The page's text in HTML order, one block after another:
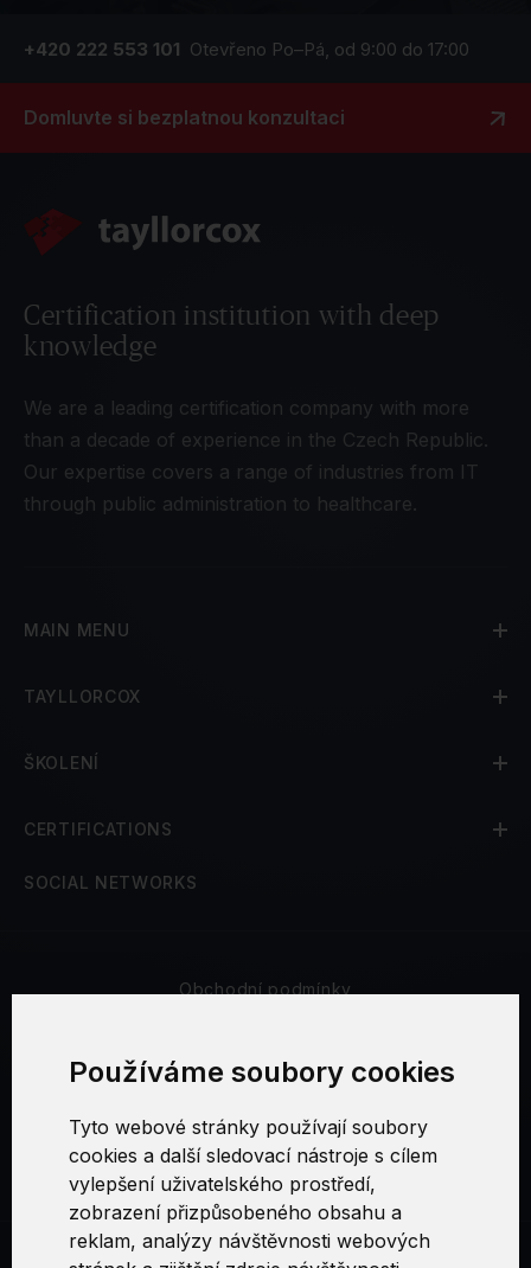
Používáme soubory cookies
Tyto webové stránky používají soubory
cookies a další sledovací nástroje s cílem
vylepšení uživatelského prostředí,
zobrazení přizpůsobeného obsahu a
reklam, analýzy návštěvnosti webových
+420 222 553 101 Otevřeno Po–Pá, od 9:00 do 17:00
Domluvte si bezplatnou konzultaci
Certification institution with deep
knowledge
We are a leading certification company with more
than a decade of experience in the Czech Republic.
Our expertise covers a range of industries from IT
through public administration to healthcare.
MAIN MENU
TAYLLORCOX
ŠKOLENÍ
CERTIFICATIONS
SOCIAL NETWORKS
Obchodní podmínky
Nastavení cookies